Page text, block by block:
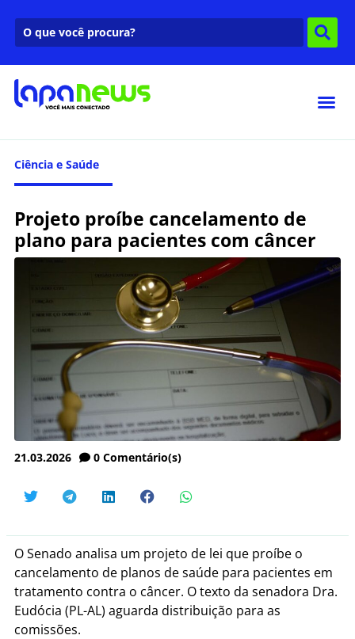
Ciência e Saúde
Projeto proíbe cancelamento de
plano para pacientes com câncer
21.03.2026 0 Comentário(s)
O Senado analisa um projeto de lei que proíbe o
cancelamento de planos de saúde para pacientes em
tratamento contra o câncer. O texto da senadora Dra.
Eudócia (PL-AL) aguarda distribuição para as
comissões.